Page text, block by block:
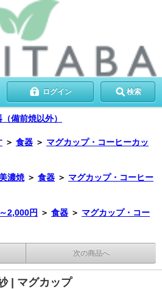
ログイン 検索
備前焼以外）
＞ 食器 ＞ マグカップ・コーヒーカッ
濃焼 ＞ 食器 ＞ マグカップ・コーヒー
～2,000円 ＞ 食器 ＞ マグカップ・コー
次の商品へ
| マグカップ